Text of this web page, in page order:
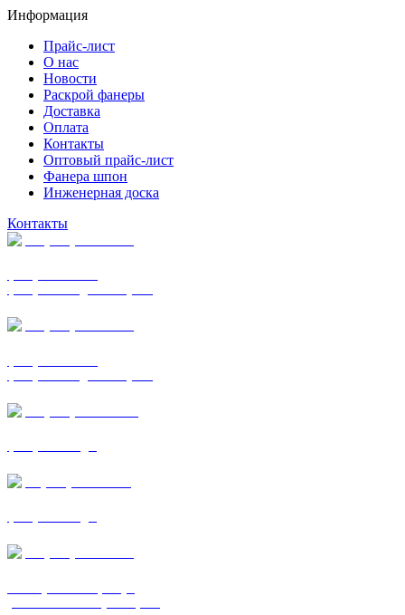
Информация
Прайс-лист
О нас
Новости
Раскрой фанеры
Доставка
Оплата
Контакты
Оптовый прайс-лист
Фанера шпон
Инженерная доска
Контакты